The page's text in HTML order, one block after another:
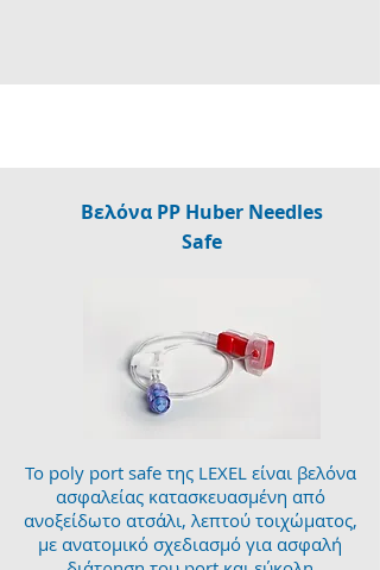
Βελόνα PP Huber Needles
Safe
Το poly port safe της LEXEL είναι βελόνα
ασφαλείας κατασκευασμένη από
ανοξείδωτο ατσάλι, λεπτού τοιχώματος,
με ανατομικό σχεδιασμό για ασφαλή